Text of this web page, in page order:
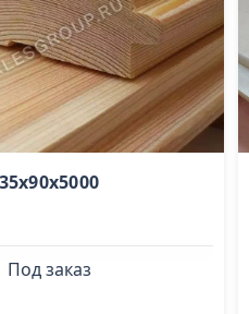
Под заказ